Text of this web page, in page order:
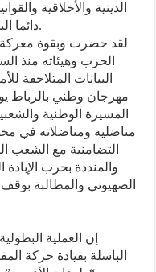
الدينية والأخلاقية
دائما البشرية في جانبها المضيء عبر تاريخها.
لقد حضرت وبقوة معركة
الحزب وهيئاته منذ
البيانات المتلاحقة
مناضليه ومناضلاته في
التضامنية مع الشعب
والمنددة بحرب الإبادة
الصهيوني والمطالبة
إن العملية
الباسلة بقيادة حركة